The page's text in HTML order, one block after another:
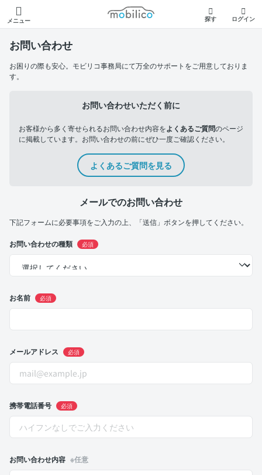
メニュー
モビリコ
探す ログイン
お問い合わせ
お困りの際も安心。モビリコ事務局にて万全のサポートをご用意しておりま
す。
お問い合わせいただく前に
お客様から多く寄せられるお問い合わせ内容をよくあるご質問のページ
に掲載しています。お問い合わせの前にぜひ一度ご確認ください。
よくあるご質問を見る
メールでのお問い合わせ
下記フォームに必要事項をご入力の上、「送信」ボタンを押してください。
お問い合わせの種類 必須
お名前 必須
メールアドレス 必須
携帯電話番号 必須
お問い合わせ内容 ※任意